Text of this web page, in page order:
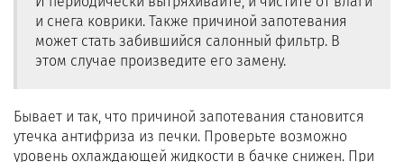
и снега коврики. Также причиной запотевания
может стать забившийся салонный фильтр. В
этом случае произведите его замену.
Бывает и так, что причиной запотевания становится
утечка антифриза из печки. Проверьте возможно
уровень охлаждающей жидкости в бачке снижен. При